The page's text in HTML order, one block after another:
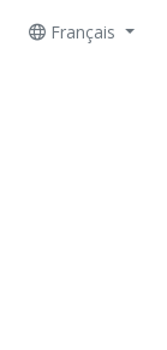
Français